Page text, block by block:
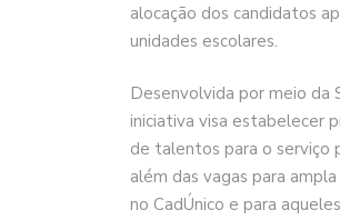
alocação dos candidatos
unidades escolares.
Desenvolvida por meio da
iniciativa visa estabelecer
de talentos para o serviço
além das vagas para
no CadÚnico e para